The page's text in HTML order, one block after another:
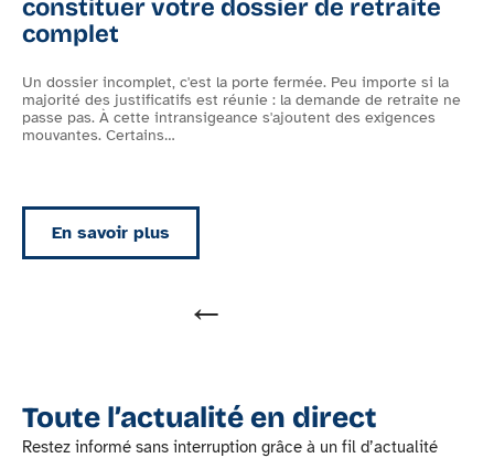
constituer votre dossier de retraite
complet
Un dossier incomplet, c'est la porte fermée. Peu importe si la
majorité des justificatifs est réunie : la demande de retraite ne
passe pas. À cette intransigeance s'ajoutent des exigences
mouvantes. Certains…
En savoir plus
Toute l’actualité en direct
Restez informé sans interruption grâce à un fil d’actualité